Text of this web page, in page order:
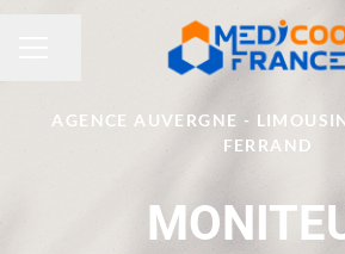
Partager la page
AGENCE AUVERGNE -
FERRAND